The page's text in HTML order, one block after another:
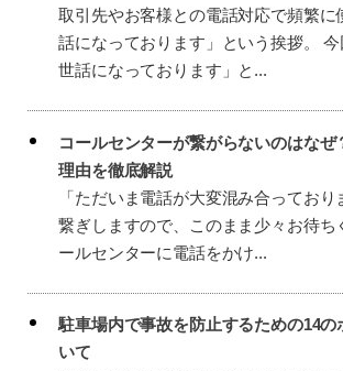
取引先やお客様との電話対応で頻繁に
話になっております」という挨拶。
世話になっております」と...
コールセンターが繋がらないのはなぜ
理由を徹底解説
「ただいま電話が大変混み合ってお
繋ぎしますので、このまま少々お待ち
ールセンターに電話をかけ...
駐車場内で事故を防止するための14の
いて